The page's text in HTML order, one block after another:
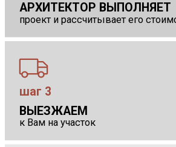
АРХИТЕКТОР
проект и рассчитывает его
ВЫЕЗЖАЕМ
к Вам на участок
шаг 3